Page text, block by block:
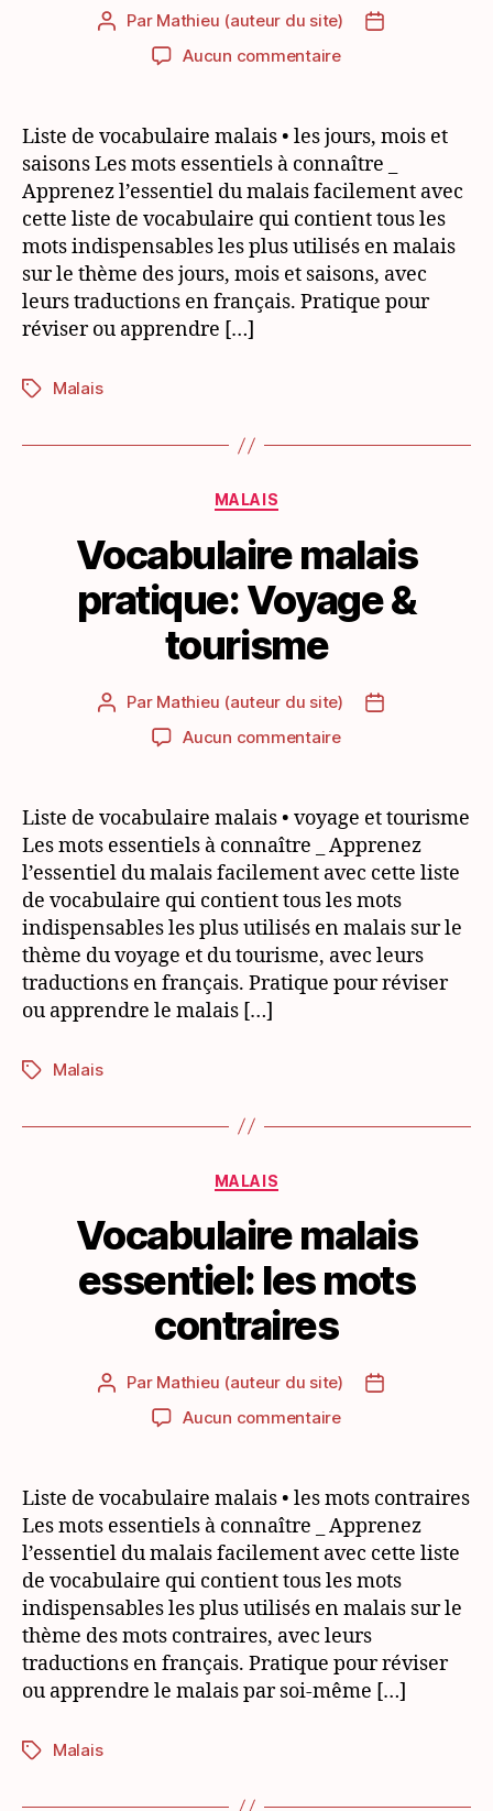
Auteur
l’article
Par Mathieu (auteur du site)
Date
Aucun commentairesur
facile:
jours,
mois,
saisons
Liste de vocabulaire malais • les jours, mois et
saisons Les mots essentiels à connaître _
Apprenez l’essentiel du malais facilement avec
cette liste de vocabulaire qui contient tous les
mots indispensables les plus utilisés en malais
sur le thème des jours, mois et saisons, avec
leurs traductions en français. Pratique pour
réviser ou apprendre […]
Étiquettes
Malais
Catégories
MALAIS
Vocabulaire malais
pratique: Voyage &
tourisme
Auteur
l’article
Par Mathieu (auteur du site)
Date
Aucun commentairesur
pratique:
Voyage
&
tourisme
Liste de vocabulaire malais • voyage et tourisme
Les mots essentiels à connaître _ Apprenez
l’essentiel du malais facilement avec cette liste
de vocabulaire qui contient tous les mots
indispensables les plus utilisés en malais sur le
thème du voyage et du tourisme, avec leurs
traductions en français. Pratique pour réviser
ou apprendre le malais […]
Étiquettes
Malais
Catégories
MALAIS
Vocabulaire malais
essentiel: les mots
contraires
Auteur
l’article
Par Mathieu (auteur du site)
Date
Aucun commentairesur
essentiel:
mots
contraires
Liste de vocabulaire malais • les mots contraires
Les mots essentiels à connaître _ Apprenez
l’essentiel du malais facilement avec cette liste
de vocabulaire qui contient tous les mots
indispensables les plus utilisés en malais sur le
thème des mots contraires, avec leurs
traductions en français. Pratique pour réviser
ou apprendre le malais par soi-même […]
Étiquettes
Malais